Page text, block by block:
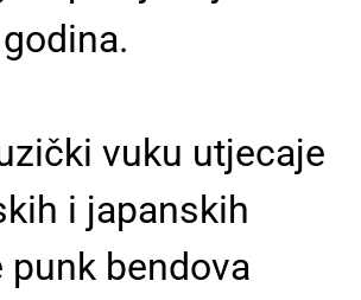
vuku utjecaje
i japanskih
punk bendova